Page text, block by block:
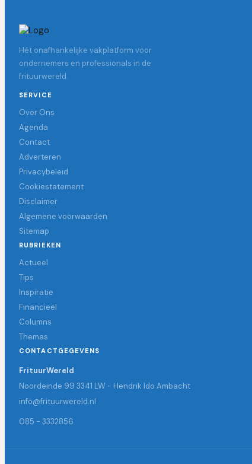
Hét onafhankelijke vakplatform voor
ondernemers en professionals in de
frituurwereld.
SERVICE
Over Ons
Agenda
Contact
Adverteren
Privacybeleid
Cookiestatement
Disclaimer
Algemene voorwaarden
Sitemap
RUBRIEKEN
Actueel
Tips
Inspiratie
Financieel
Columns
Themas
CONTACTGEGEVENS
FrituurWereld
Noordeinde 99 3341 LW - Hendrik Ido Ambacht
info@frituurwereld.nl
085 - 3332856